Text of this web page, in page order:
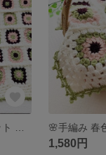
1,580円